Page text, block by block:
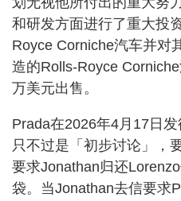
和研发方面进行了重大投
Royce Corniche汽车并对
造的Rolls-Royce
万美元出售。
Prada在2026年4月17日
只不过是「初步讨论」，
要求Jonathan归还
袋。当Jonathan去信要求